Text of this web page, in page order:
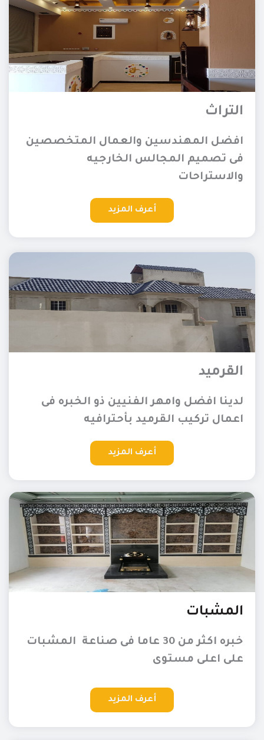
التراث
افضل المهندسين والعمال المتخصصين
فى تصميم المجالس الخارجيه
والاستراحات
أعرف المزيد
القرميد
لدينا افضل وامهر الفنيين ذو الخبره فى
اعمال تركيب القرميد بأحترافيه
أعرف المزيد
المشبات
خبره اكثر من 30 عاما فى صناعة المشبات
على اعلى مستوى
أعرف المزيد